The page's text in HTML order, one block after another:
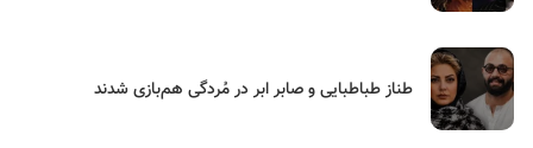
طناز طباطبایی و صابر ابر در مُردگی هم‌بازی شدند